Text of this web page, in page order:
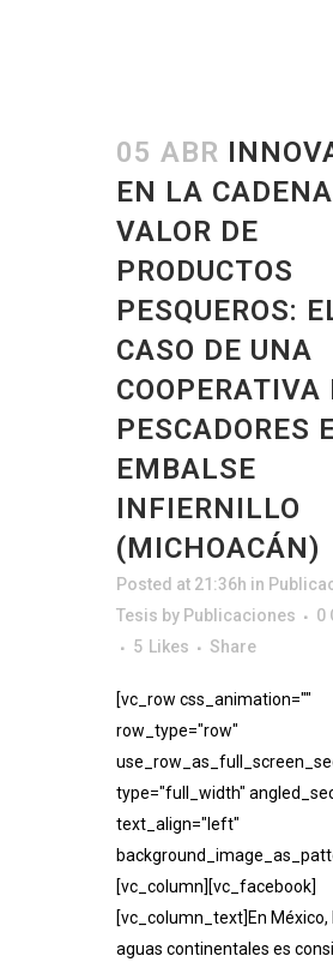
05 ABR
EN LA
VALOR DE
PRODUCTOS
PESQUEROS:
CASO DE UNA
COOPERATIVA
PESCADORES
EMBALSE
INFIERNILLO
(MICHOACÁN)
Posted at 21:36h in
Tesis by Publicaciones
0
5 Likes Share
[vc_row css_animation=""
row_type="row"
type="full_width"
text_align="left"
[vc_column][vc_facebook]
[vc_column_text]En México,
aguas continentales es